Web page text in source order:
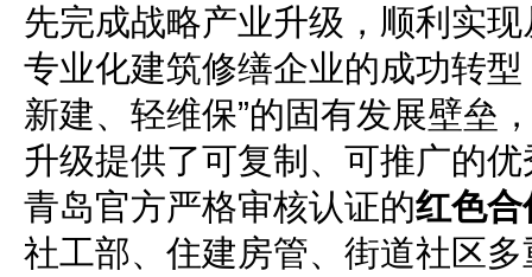
先完成战略产业升级，顺利实
专业化建筑修缮企业的成功转
新建、轻维保”的固有发展壁垒
升级提供了可复制、可推广的
青岛官方严格审核认证的红色合
社工部、住建房管、街道社区